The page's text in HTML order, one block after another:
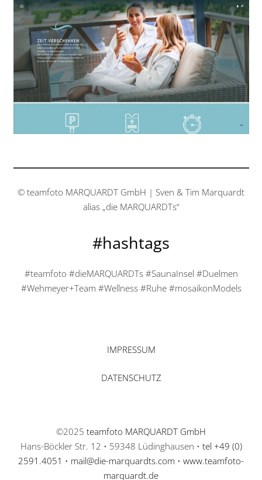
© teamfoto MARQUARDT GmbH | Sven & Tim Marquardt
alias „die MARQUARDTs“
#hashtags
#teamfoto #dieMARQUARDTs #SaunaInsel #Duelmen
#Wehmeyer+Team #Wellness #Ruhe #mosaikonModels
IMPRESSUM
DATENSCHUTZ
©2025 teamfoto MARQUARDT GmbH
Hans-Böckler Str. 12 • 59348 Lüdinghausen • tel +49 (0)
2591.4051 • mail@die-marquardts.com • www.teamfoto-
marquardt.de